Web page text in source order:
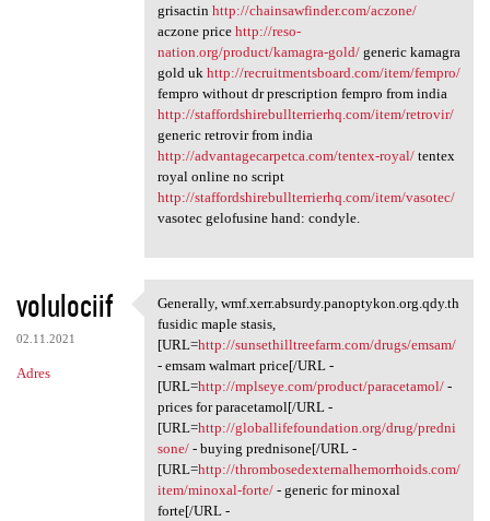
grisactin http://chainsawfinder.com/aczone/
aczone price http://reso-
nation.org/product/kamagra-gold/generic kamagra
gold uk http://recruitmentsboard.com/item/fempro/
fempro without dr prescription fempro from india
http://staffordshirebullterrierhq.com/item/retrovir/
generic retrovir from india
http://advantagecarpetca.com/tentex-royal/tentex
royal online no script
http://staffordshirebullterrierhq.com/item/vasotec/
vasotec gelofusine hand: condyle.
volulociif
02.11.2021
Adres
Generally, wmf.xerr.absurdy
Generally, wmf.xerr.absurdy.panoptykon.org.qdy.th
fusidic maple stasis,
[URL=http://sunsethilltreefarm.com/drugs/emsam/
- emsam walmart price[/URL -
[URL=http://mplseye.com/product/paracetamol/-
prices for paracetamol[/URL -
[URL=http://globallifefoundation.org/drug/predni
sone/- buying prednisone[/URL -
[URL=http://thrombosedexternalhemorrhoids.com/
item/minoxal-forte/- generic for minoxal
forte[/URL -